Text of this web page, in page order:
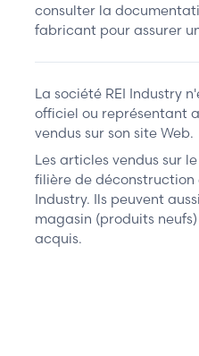
consulter la
fabricant pour assurer
La société REI Industry
officiel ou représentant
vendus sur son site Web.
Les articles vendus sur
filière de déconstruction
Industry. Ils peuvent
magasin (produits
acquis.